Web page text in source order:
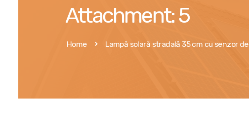
Attachment: 5
Home Lampă solară stradală 35 cm cu senzor